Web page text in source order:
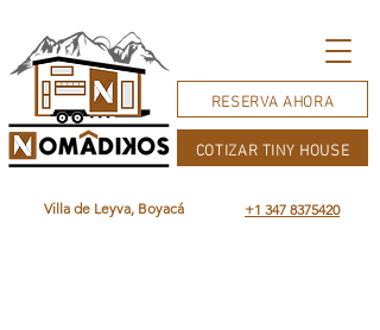
RESERVA AHORA
COTIZAR TINY HOUSE
Villa de Leyva, Boyacá +1 347 8375420